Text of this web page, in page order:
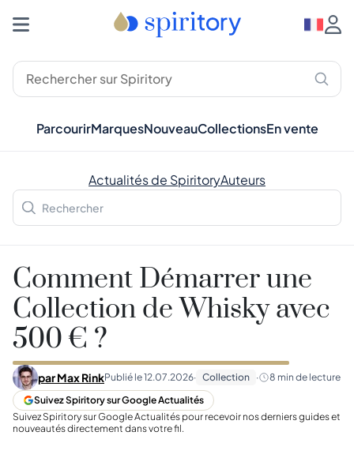
ParcourirMarquesNouveauCollectionsEn vente
Actualités de SpiritoryAuteurs
Comment Démarrer une
Collection de Whisky avec
500 € ?
parMax RinkPublié le12.07.2026· Collection · 8 min de lecture
Suivez Spiritory sur Google Actualités
Suivez Spiritory sur Google Actualités pour recevoir nos derniers guides et
nouveautés directement dans votre fil.